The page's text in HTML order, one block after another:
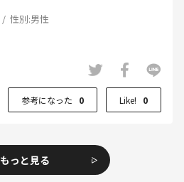
性別:男性
参考になった 0 Like! 0
もっと見る